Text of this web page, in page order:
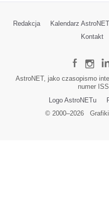
Redakcja Kalendarz
Kontakt
AstroNET, jako czasopismo
numer
Logo AstroNETu
© 2000–2026Grafiki